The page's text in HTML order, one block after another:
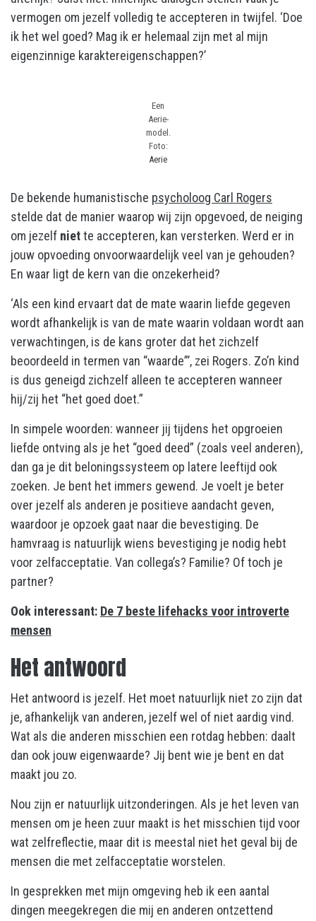
vermogen om jezelf volledig te accepteren in twijfel. ‘Doe
ik het wel goed? Mag ik er helemaal zijn met al mijn
eigenzinnige karaktereigenschappen?’
Een
Aerie-
model.
Foto:
Aerie
De bekende humanistische psycholoog Carl Rogers
stelde dat de manier waarop wij zijn opgevoed, de neiging
om jezelf niette accepteren, kan versterken. Werd er in
jouw opvoeding onvoorwaardelijk veel van je gehouden?
En waar ligt de kern van die onzekerheid?
‘Als een kind ervaart dat de mate waarin liefde gegeven
wordt afhankelijk is van de mate waarin voldaan wordt aan
verwachtingen, is de kans groter dat het zichzelf
beoordeeld in termen van “waarde”’, zei Rogers. Zo’n kind
is dus geneigd zichzelf alleen te accepteren wanneer
hij/zij het “het goed doet.”
In simpele woorden: wanneer jij tijdens het opgroeien
liefde ontving als je het “goed deed” (zoals veel anderen),
dan ga je dit beloningssysteem op latere leeftijd ook
zoeken. Je bent het immers gewend. Je voelt je beter
over jezelf als anderen je positieve aandacht geven,
waardoor je opzoek gaat naar die bevestiging. De
hamvraag is natuurlijk wiens bevestiging je nodig hebt
voor zelfacceptatie. Van collega’s? Familie? Of toch je
partner?
Ook interessant: De 7 beste lifehacks voor introverte
mensen
Het antwoord
Het antwoord is jezelf. Het moet natuurlijk niet zo zijn dat
je, afhankelijk van anderen, jezelf wel of niet aardig vind.
Wat als die anderen misschien een rotdag hebben: daalt
dan ook jouw eigenwaarde? Jij bent wie je bent en dat
maakt jou zo.
Nou zijn er natuurlijk uitzonderingen. Als je het leven van
mensen om je heen zuur maakt is het misschien tijd voor
wat zelfreflectie, maar dit is meestal niet het geval bij de
mensen die met zelfacceptatie worstelen.
In gesprekken met mijn omgeving heb ik een aantal
dingen meegekregen die mij en anderen ontzettend